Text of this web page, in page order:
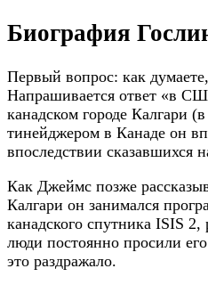
Биография
Первый вопрос: как
Напрашивается ответ «в
канадском городе Калгари
тинейджером в Канаде он
впоследствии сказавшихся
Как Джеймс позже
Калгари он занимался
канадского спутника ISIS
люди постоянно просили
это раздражало.